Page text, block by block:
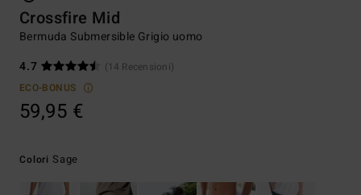
Crossfire Mid
Bermuda Submersible Grigio uomo
4.7
(14 Recensioni)
ECO-BONUS
59,95 €
Colori Sage